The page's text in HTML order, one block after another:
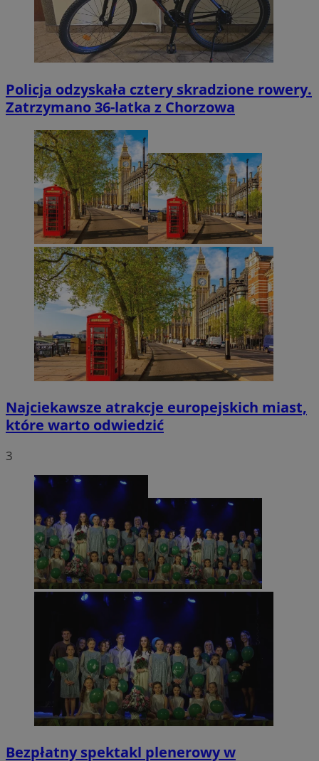
Policja odzyskała cztery skradzione rowery.
Zatrzymano 36-latka z Chorzowa
Najciekawsze atrakcje europejskich miast,
które warto odwiedzić
3
Bezpłatny spektakl plenerowy w